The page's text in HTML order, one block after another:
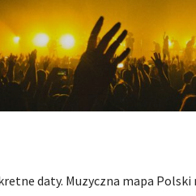
daty. Muzyczna mapa